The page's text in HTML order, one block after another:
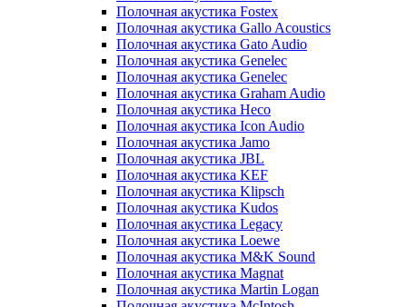
Полочная акустика Fostex
Полочная акустика Gallo Acoustics
Полочная акустика Gato Audio
Полочная акустика Genelec
Полочная акустика Genelec
Полочная акустика Graham Audio
Полочная акустика Heco
Полочная акустика Icon Audio
Полочная акустика Jamo
Полочная акустика JBL
Полочная акустика KEF
Полочная акустика Klipsch
Полочная акустика Kudos
Полочная акустика Legacy
Полочная акустика Loewe
Полочная акустика M&K Sound
Полочная акустика Magnat
Полочная акустика Martin Logan